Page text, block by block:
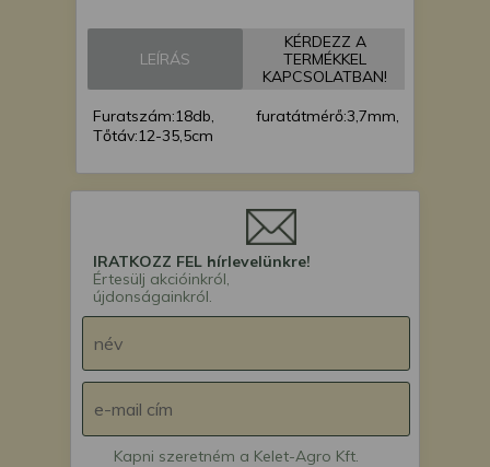
LEÍRÁS
KÉRDEZZ A
TERMÉKKEL
KAPCSOLATBAN!
Furatszám:18db, furatátmérő:3,7mm,
Tőtáv:12-35,5cm
IRATKOZZ FEL hírlevelünkre!
Értesülj akcióinkról,
újdonságainkról.
Kapni szeretném a Kelet-Agro Kft.